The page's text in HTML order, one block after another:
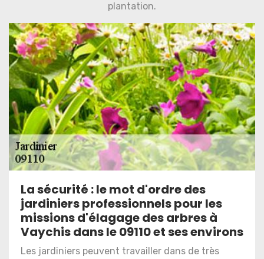
plantation.
La sécurité : le mot d'ordre des
jardiniers professionnels pour les
missions d'élagage des arbres à
Vaychis dans le 09110 et ses environs
Les jardiniers peuvent travailler dans de très